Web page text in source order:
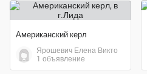
Американский керл
Ярошевич Елена Викто
1 объявление